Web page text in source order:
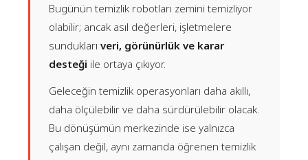
Bugünün temizlik robotları zemini temizliyor
olabilir; ancak asıl değerleri, işletmelere
sundukları veri, görünürlük ve karar
desteği ile ortaya çıkıyor.
Geleceğin temizlik operasyonları daha akıllı,
daha ölçülebilir ve daha sürdürülebilir olacak.
Bu dönüşümün merkezinde ise yalnızca
çalışan değil, aynı zamanda öğrenen temizlik